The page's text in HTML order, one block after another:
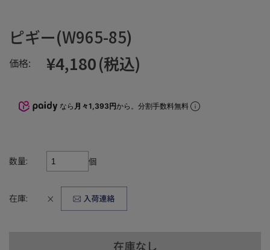
ピギー(W965-85)
価格: ¥4,180(税込)
なら 月々1,393円から。分割手数料無料
数量: 個
在庫: ×